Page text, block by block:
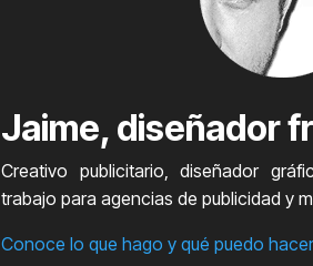
Jaime, diseñador
Creativo publicitario, diseñador
trabajo para agencias de publicidad y
Conoce lo que hago y qué puedo